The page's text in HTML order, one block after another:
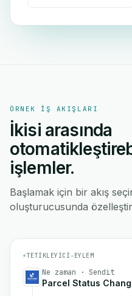
ÖRNEK IŞ AKIŞLARI
İkisi arasında
işlemler.
Başlamak için bir akış
oluşturucusunda
⚡TETIKLEYICI→EYLEM
Ne zaman · Sendit
Parcel Status